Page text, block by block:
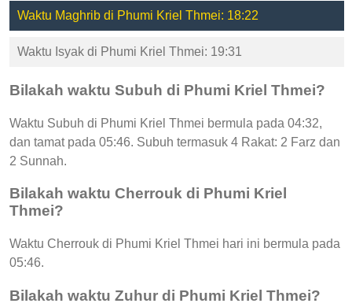
Waktu Maghrib di Phumi Kriel Thmei: 18:22
Waktu Isyak di Phumi Kriel Thmei: 19:31
Bilakah waktu Subuh di Phumi Kriel Thmei?
Waktu Subuh di Phumi Kriel Thmei bermula pada 04:32,
dan tamat pada 05:46. Subuh termasuk 4 Rakat: 2 Farz dan
2 Sunnah.
Bilakah waktu Cherrouk di Phumi Kriel
Thmei?
Waktu Cherrouk di Phumi Kriel Thmei hari ini bermula pada
05:46.
Bilakah waktu Zuhur di Phumi Kriel Thmei?